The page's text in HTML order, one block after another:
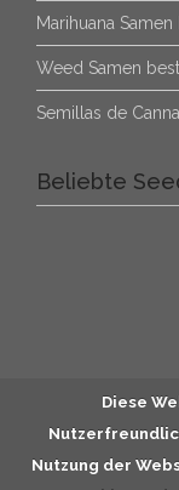
Marihuana
Weed Samen
Semillas de
Beliebte
Diese
Nutzung der